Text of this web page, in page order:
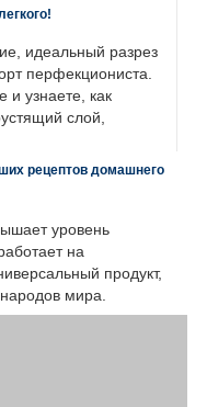
идеальный разрез
перфекциониста.
и узнаете, как
слой,
рецептов домашнего
уровень
на
продукт,
мира.